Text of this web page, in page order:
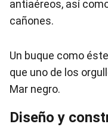
antiaéreos, así
cañones.
Un buque como
que uno de los
Mar negro.
Diseño y